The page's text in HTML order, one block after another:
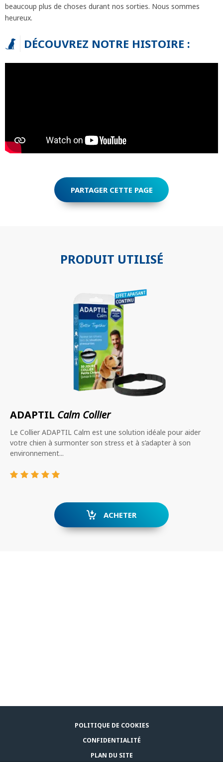
RECHERCHER
beaucoup plus de choses durant nos sorties. Nous sommes
heureux.
DÉCOUVREZ NOTRE HISTOIRE :
PARTAGER CETTE PAGE
PRODUIT UTILISÉ
ADAPTIL Calm Collier
Le Collier ADAPTIL Calm est une solution idéale pour aider
votre chien à surmonter son stress et à s’adapter à son
environnement...
ACHETER
POLITIQUE DE COOKIES
CONFIDENTIALITÉ
PLAN DU SITE